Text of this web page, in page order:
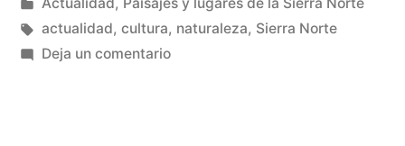
la
Transierra»
en
Etiquetas:
actualidad, cultura, naturaleza, Sierra Norte
Deja un comentarioen